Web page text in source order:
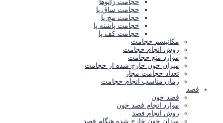
حجامت زانوها
حجامت ساق پا
حجامت مچ پا
حجامت پاشنه پا
حجامت کف پا
مكانيسم حجامت
روش انجام حجامت
موارد منع حجامت
ميزان خون خارج شده از حجامت
تعداد حجامت مجاز
زمان مناسب انجام حجامت
فصد
فصد خون
موارد انجام فصد خون
روش انجام فصد
میزان خون خارج شده هنگام فصد